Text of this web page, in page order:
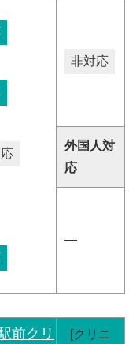
非対応
外国人対
応
―
前クリ
[クリニ